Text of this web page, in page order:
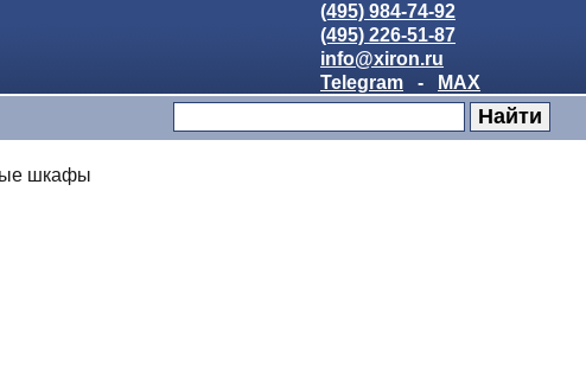
(495) 984-74-92
(495) 226-51-87
info@xiron.ru
Telegram
- MAX
шкафы